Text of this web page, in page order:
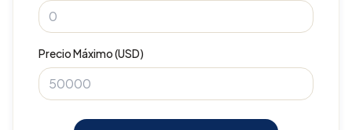
Precio Máximo (USD)